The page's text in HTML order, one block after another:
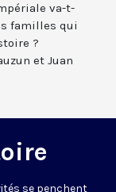
va-t-
familles qui
?
et Juan
se penchent